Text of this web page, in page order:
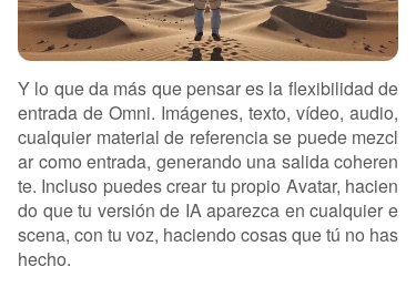
Y lo que da más que pensar es la flexibilidad de
entrada de Omni. Imágenes, texto, vídeo, audio,
cualquier material de referencia se puede mezcl
ar como entrada, generando una salida coheren
te. Incluso puedes crear tu propio Avatar, hacien
do que tu versión de IA aparezca en cualquier e
scena, con tu voz, haciendo cosas que tú no has
hecho.